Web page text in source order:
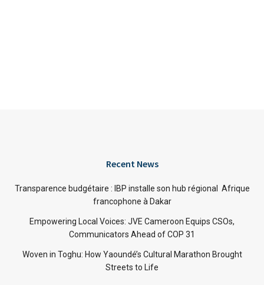
Recent News
Transparence budgétaire : IBP installe son hub régional Afrique
francophone à Dakar
Empowering Local Voices: JVE Cameroon Equips CSOs,
Communicators Ahead of COP 31
Woven in Toghu: How Yaoundé’s Cultural Marathon Brought
Streets to Life